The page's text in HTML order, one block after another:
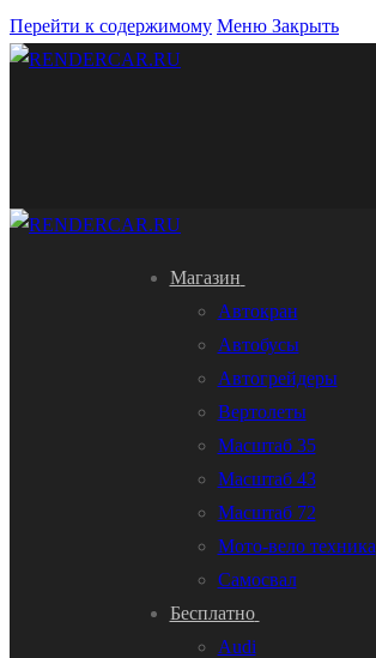
Перейти к содержимому Меню Закрыть
Магазин
Автокран
Автобусы
Автогрейдеры
Вертолеты
Масштаб 35
Масштаб 43
Масштаб 72
Мото-вело техника
Самосвал
Бесплатно
Audi